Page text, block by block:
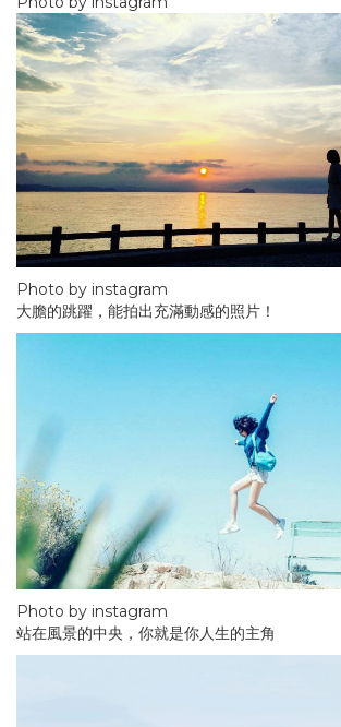
Photo by instagram
大膽的跳躍，能拍出充滿動感的照片！
Photo by instagram
站在風景的中央，你就是你人生的主角